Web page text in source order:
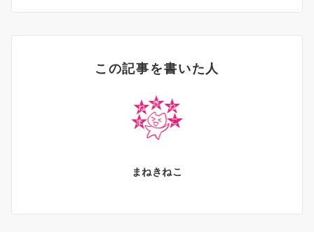
この記事を書いた人
まねきねこ